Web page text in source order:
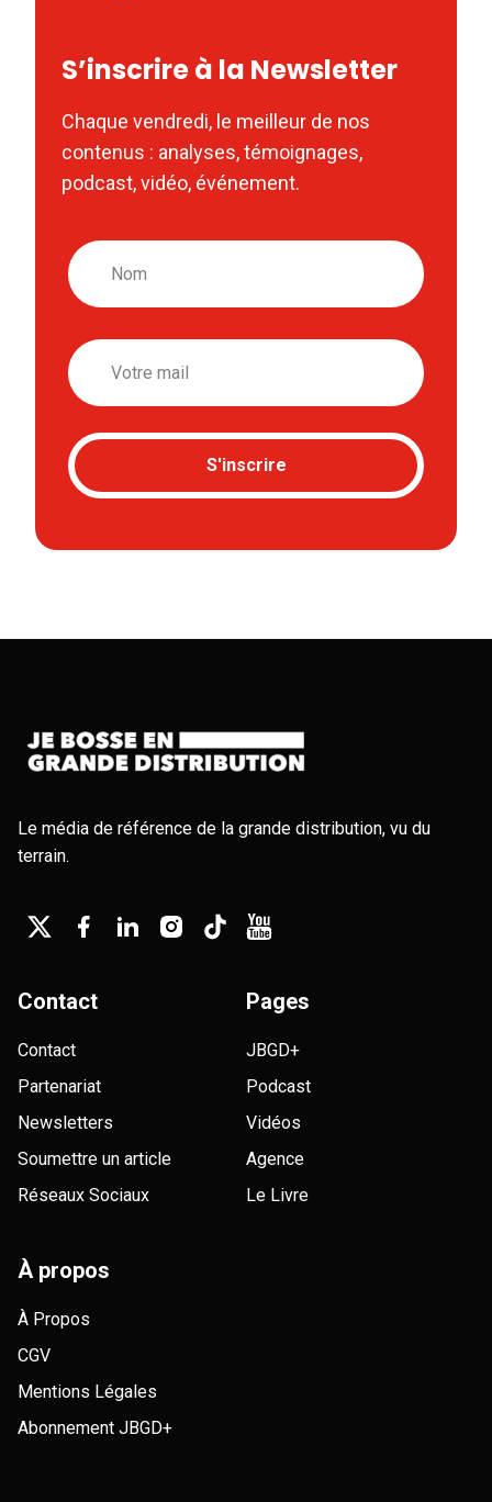
S’inscrire à la Newsletter
Chaque vendredi, le meilleur de nos
contenus : analyses, témoignages,
podcast, vidéo, événement.
Nom
Email
S'inscrire
Le média de référence de la grande distribution, vu du
terrain.
Contact
Contact
Partenariat
Newsletters
Soumettre un article
Réseaux Sociaux
Pages
JBGD+
Podcast
Vidéos
Agence
Le Livre
À propos
À Propos
CGV
Mentions Légales
Abonnement JBGD+